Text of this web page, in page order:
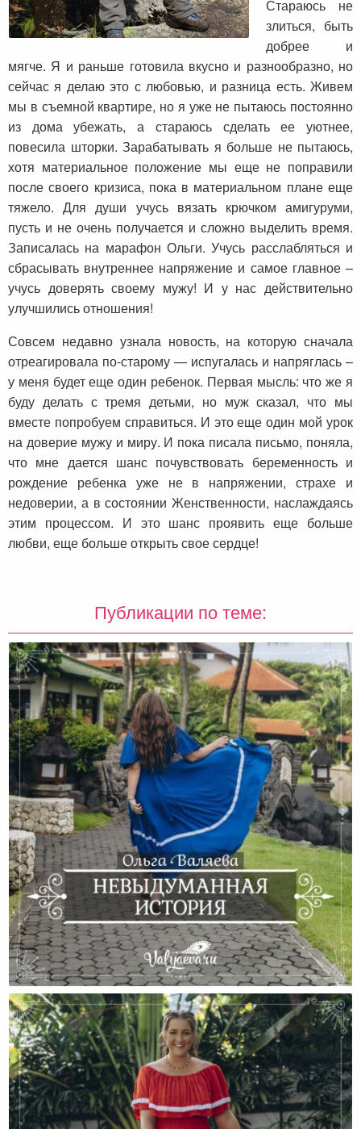
Стараюсь не
злиться, быть
добрее и
мягче. Я и раньше готовила вкусно и разнообразно, но
сейчас я делаю это с любовью, и разница есть. Живем
мы в съемной квартире, но я уже не пытаюсь постоянно
из дома убежать, а стараюсь сделать ее уютнее,
повесила шторки. Зарабатывать я больше не пытаюсь,
хотя материальное положение мы еще не поправили
после своего кризиса, пока в материальном плане еще
тяжело. Для души учусь вязать крючком амигуруми,
пусть и не очень получается и сложно выделить время.
Записалась на марафон Ольги. Учусь расслабляться и
сбрасывать внутреннее напряжение и самое главное –
учусь доверять своему мужу! И у нас действительно
улучшились отношения!
Совсем недавно узнала новость, на которую сначала
отреагировала по-старому — испугалась и напряглась –
у меня будет еще один ребенок. Первая мысль: что же я
буду делать с тремя детьми, но муж сказал, что мы
вместе попробуем справиться. И это еще один мой урок
на доверие мужу и миру. И пока писала письмо, поняла,
что мне дается шанс почувствовать беременность и
рождение ребенка уже не в напряжении, страхе и
недоверии, а в состоянии Женственности, наслаждаясь
этим процессом. И это шанс проявить еще больше
любви, еще больше открыть свое сердце!
Публикации по теме:
Невыдуманная История